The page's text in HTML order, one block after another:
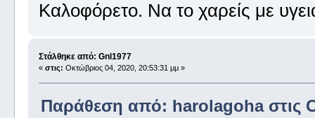
Καλοφόρετο. Να το χαρείς με
Στάλθηκε από: Gnl1977
« στις: Οκτώβριος 04, 2020, 20:53:31 μμ »
Παράθεση από: harolagoha στις